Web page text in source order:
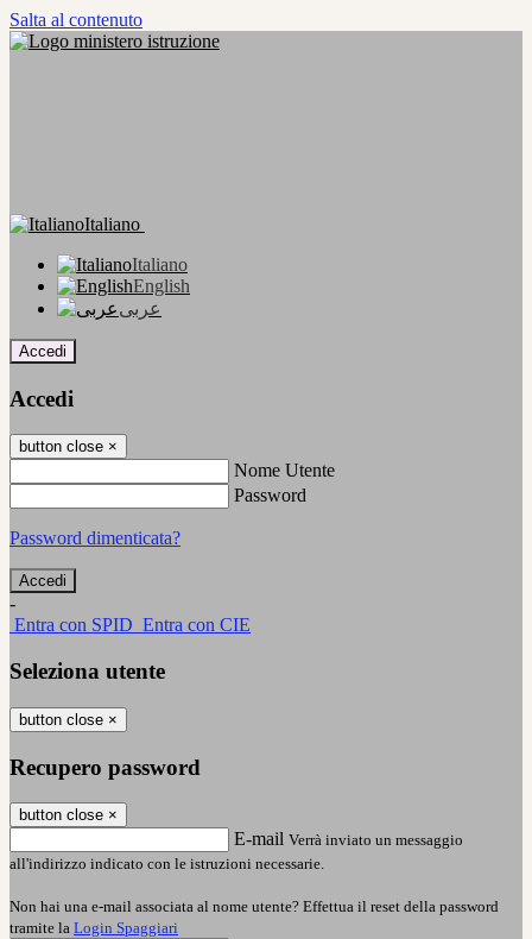
Salta al contenuto
Italiano
Italiano
English
عربى
Accedi
Accedi
button close ×
Nome Utente
Password
Password dimenticata?
-
Entra con SPID Entra con CIE
Seleziona utente
button close ×
Recupero password
button close ×
E-mail Verrà inviato un messaggio
all'indirizzo indicato con le istruzioni necessarie.
Non hai una e-mail associata al nome utente? Effettua il reset della password
tramite la Login Spaggiari